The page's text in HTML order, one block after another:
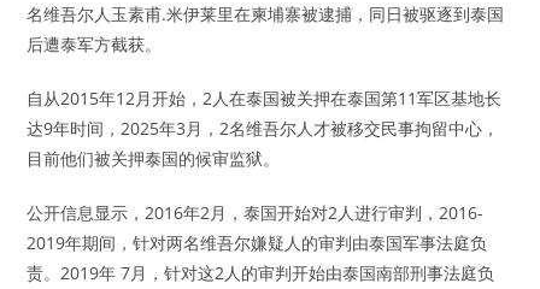
名维吾尔人玉素甫.米伊莱里在柬埔寨被逮捕，同日被驱逐到泰国
后遭泰军方截获。
自从2015年12月开始，2人在泰国被关押在泰国第11军区基地长
达9年时间，2025年3月，2名维吾尔人才被移交民事拘留中心，
目前他们被关押泰国的候审监狱。
公开信息显示，2016年2月，泰国开始对2人进行审判，2016-
2019年期间，针对两名维吾尔嫌疑人的审判由泰国军事法庭负
责。2019年 7月，针对这2人的审判开始由泰国南部刑事法庭负